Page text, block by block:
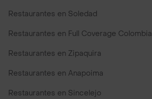
Restaurantes en Soledad
Restaurantes en Full Coverage Colombia
Restaurantes en Zipaquira
Restaurantes en Anapoima
Restaurantes en Sincelejo